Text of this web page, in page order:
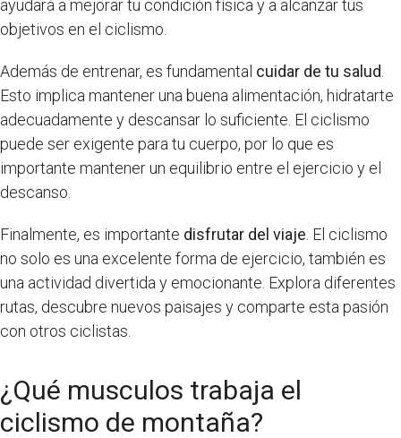
ayudará a mejorar tu condición física y a alcanzar tus
objetivos en el ciclismo.
Además de entrenar, es fundamental cuidar de tu salud
Esto implica mantener una buena alimentación, hidratarte
adecuadamente y descansar lo suficiente. El ciclismo
puede ser exigente para tu cuerpo, por lo que es
importante mantener un equilibrio entre el ejercicio y el
descanso.
Finalmente, es importante disfrutar del viaje . El ciclismo
no solo es una excelente forma de ejercicio, también es
una actividad divertida y emocionante. Explora diferentes
rutas, descubre nuevos paisajes y comparte esta pasión
con otros ciclistas.
¿Qué musculos trabaja el
ciclismo de montaña?